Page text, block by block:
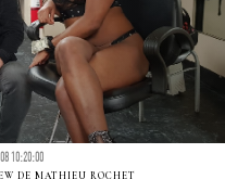
10:20:00